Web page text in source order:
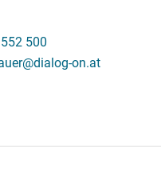
500
on.at